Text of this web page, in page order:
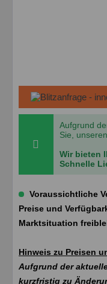
Aufgrund
Sie,
Wir bieten
Schnelle
Voraussichtliche
Preise und
Marktsituation
Hinweis zu Preisen
Aufgrund der
kurzfristig zu